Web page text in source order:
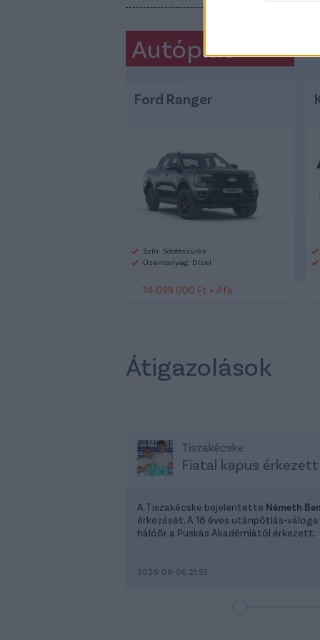
Autópiac
Ford Ranger
Szín: Sötétszürke
Üzemanyag: Dízel
14 099 000 Ft + Áfa
Átigazolások
Tiszakécske
Fiatal kapus érkezett
A Tiszakécske bejelentette Németh
érkezését. A 18 éves utánpótlás-
hálóőr a Puskás Akadémiától érkezett.
2026-08-06 21:53